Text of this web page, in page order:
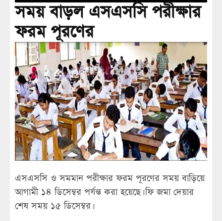
সময় বাড়ল এসএসসি পরীক্ষার
ফরম পূরণের
এসএসসি ও সমমান পরীক্ষার ফরম পূরণের সময় বাড়িয়ে
আগামী ১৪ ডিসেম্বর পর্যন্ত করা হয়েছে। ফি জমা দেয়ার
শেষ সময় ১৫ ডিসেম্বর।